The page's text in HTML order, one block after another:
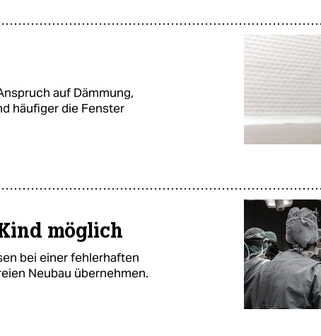
auf Dämmung,
häufiger die Fenster
möglich
bei einer fehlerhaften
Neubau übernehmen.